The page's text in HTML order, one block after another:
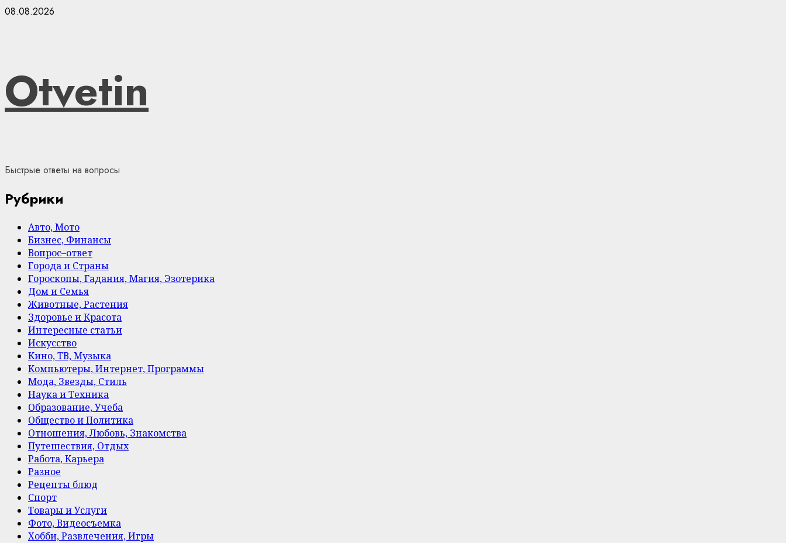
Skip
08.08.2026
Otvetin
Быстрые ответы на вопросы
Рубрики
Авто, Мото
Бизнес, Финансы
Вопрос–ответ
Города и Страны
Гороскопы, Гадания, Магия, Эзотерика
Дом и Семья
Животные, Растения
Здоровье и Красота
Интересные статьи
Искусство
Кино, ТВ, Музыка
Компьютеры, Интернет, Программы
Мода, Звезды, Стиль
Наука и Техника
Образование, Учеба
Общество и Политика
Отношения, Любовь, Знакомства
Путешествия, Отдых
Работа, Карьера
Разное
Рецепты блюд
Спорт
Товары и Услуги
Фото, Видеосъемка
Хобби, Развлечения, Игры